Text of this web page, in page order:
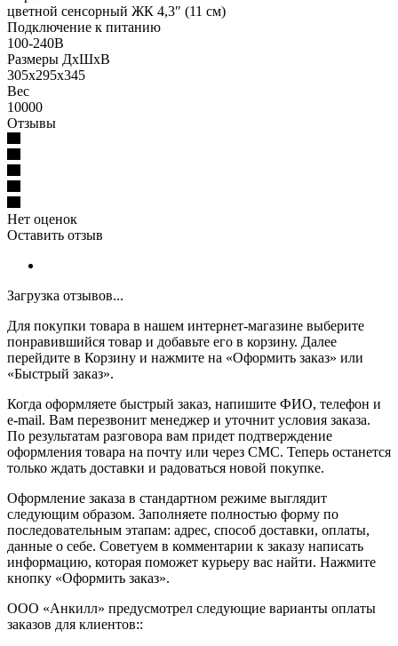
цветной сенсорный ЖК 4,3″ (11 см)
Подключение к питанию
100-240В
Размеры ДхШхВ
305х295х345
Вес
10000
Отзывы
Нет оценок
Оставить отзыв
Загрузка отзывов...
Для покупки товара в нашем интернет-магазине выберите
понравившийся товар и добавьте его в корзину. Далее
перейдите в Корзину и нажмите на «Оформить заказ» или
«Быстрый заказ».
Когда оформляете быстрый заказ, напишите ФИО, телефон и
e-mail. Вам перезвонит менеджер и уточнит условия заказа.
По результатам разговора вам придет подтверждение
оформления товара на почту или через СМС. Теперь останется
только ждать доставки и радоваться новой покупке.
Оформление заказа в стандартном режиме выглядит
следующим образом. Заполняете полностью форму по
последовательным этапам: адрес, способ доставки, оплаты,
данные о себе. Советуем в комментарии к заказу написать
информацию, которая поможет курьеру вас найти. Нажмите
кнопку «Оформить заказ».
ООО «Анкилл» предусмотрел следующие варианты оплаты
заказов для клиентов::